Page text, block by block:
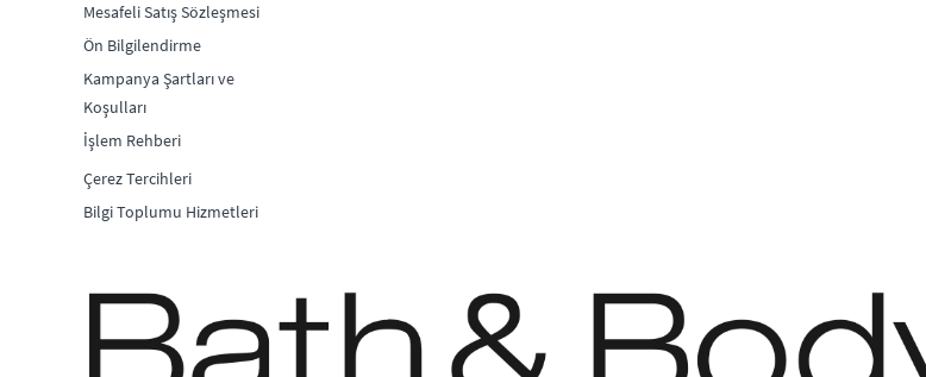
Mesafeli Satış Sözleşmesi
Ön Bilgilendirme
Kampanya Şartları ve
Koşulları
İşlem Rehberi
Çerez Tercihleri
Bilgi Toplumu Hizmetleri